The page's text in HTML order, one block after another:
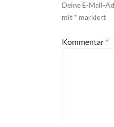
Deine E-Mail-
mit * markiert
Kommentar *